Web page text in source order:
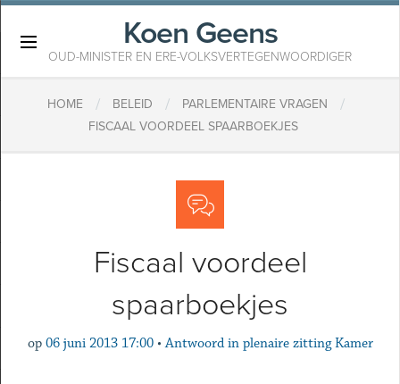
Koen Geens
OUD-MINISTER EN ERE-VOLKSVERTEGENWOORDIGER
HOME / BELEID / PARLEMENTAIRE VRAGEN /
FISCAAL VOORDEEL SPAARBOEKJES
Fiscaal voordeel
spaarboekjes
op 06 juni 2013 17:00 • Antwoord in plenaire zitting Kamer